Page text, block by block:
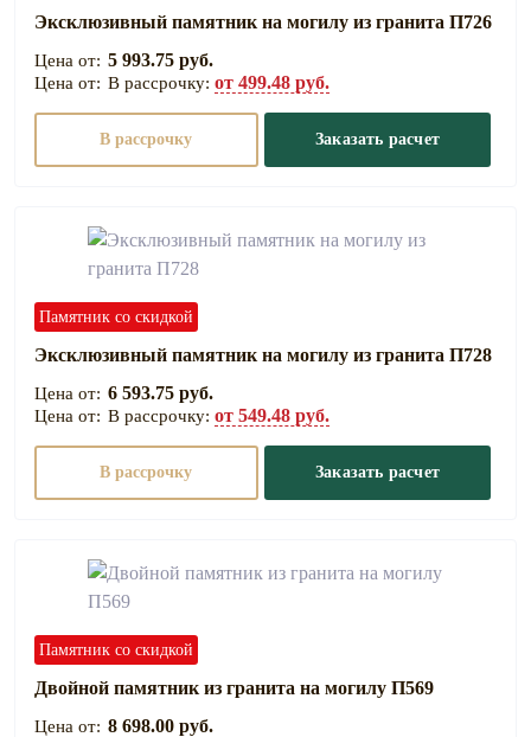
Эксклюзивный памятник на могилу из гранита П726
5 993.75 руб.
В рассрочку: от 499.48 руб.
В рассрочку Заказать расчет
Памятник со скидкой
Эксклюзивный памятник на могилу из гранита П728
6 593.75 руб.
В рассрочку: от 549.48 руб.
В рассрочку Заказать расчет
Памятник со скидкой
Двойной памятник из гранита на могилу П569
8 698.00 руб.